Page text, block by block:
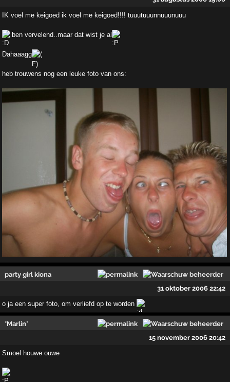
IK voel me keigoed ik voel me keigoed!!!! tuuutuuunnuuunuuu
ben vervelend..maar dat wist je al
Dahaaagg
heb trouwens nog een leuke foto van ons:
party girl kiona
31 oktober 2006 22:42
o ja een super foto, om verliefd op te worden
*Marlin*
15 november 2006 20:42
Smoel houwe ouwe